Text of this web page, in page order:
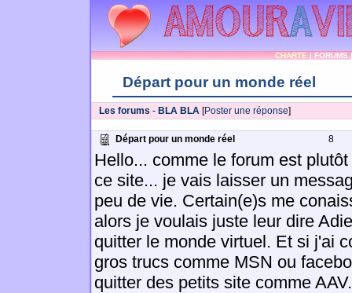
CHARTE|FORUMS
Départ pour un monde réel
Les forums - BLA BLA [Poster une réponse]
Départ pour un monde réel 8
Hello... comme le forum est
ce site... je vais laisser un
peu de vie. Certain(e)s me
alors je voulais juste leur dire
quitter le monde virtuel. Et si j'ai
gros trucs comme MSN ou
quitter des petits site comme AAV.